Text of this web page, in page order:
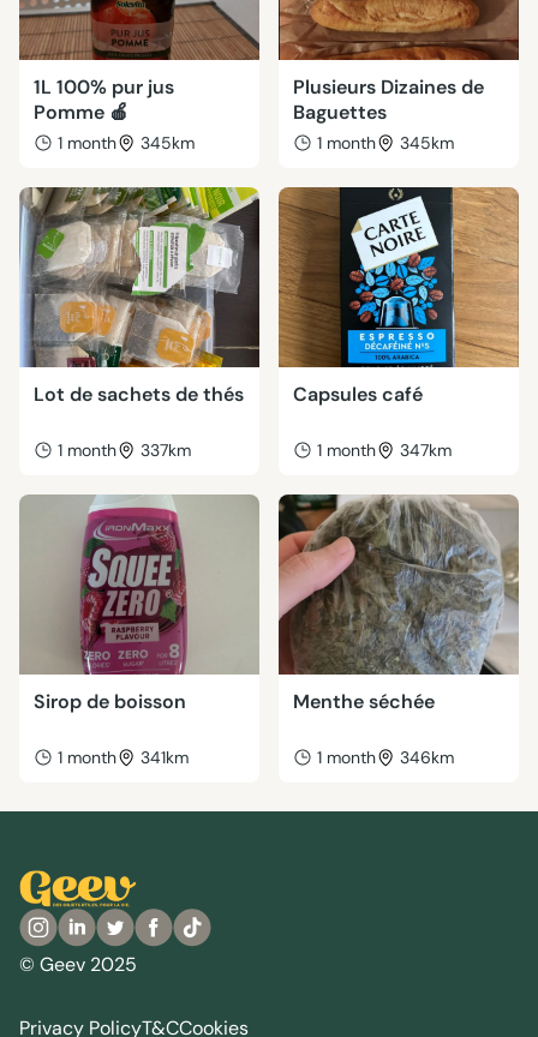
1L 100% pur jus
Pomme 🍎
1 month 345km
Plusieurs Dizaines de
Baguettes
1 month 345km
Lot de sachets de thés
1 month 337km
Capsules café
1 month 347km
Sirop de boisson
1 month 341km
Menthe séchée
1 month 346km
© Geev 2025
Privacy PolicyT&CCookies